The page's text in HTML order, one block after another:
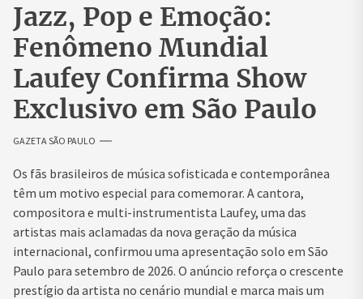
Jazz, Pop e Emoção:
Fenômeno Mundial
Laufey Confirma Show
Exclusivo em São Paulo
GAZETA SÃO PAULO
Os fãs brasileiros de música sofisticada e contemporânea
têm um motivo especial para comemorar. A cantora,
compositora e multi-instrumentista Laufey, uma das
artistas mais aclamadas da nova geração da música
internacional, confirmou uma apresentação solo em São
Paulo para setembro de 2026. O anúncio reforça o crescente
prestígio da artista no cenário mundial e marca mais um